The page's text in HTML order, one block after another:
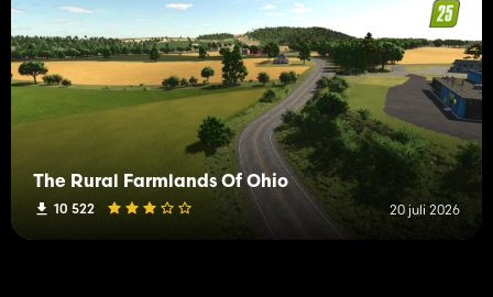
The Rural Farmlands Of Ohio
10 522 20 juli 2026